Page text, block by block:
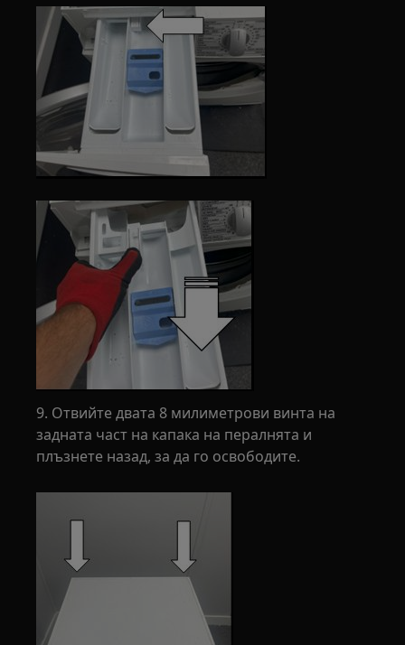
9. Отвийте двата 8 милиметрови винта на
задната част на капака на пералнята и
плъзнете назад, за да го освободите.